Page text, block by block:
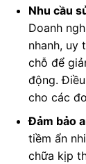
Nhu cầu
Doanh
nhanh, uy
chỗ để
động.
cho các
Đảm bảo
tiềm ẩn
chữa kịp